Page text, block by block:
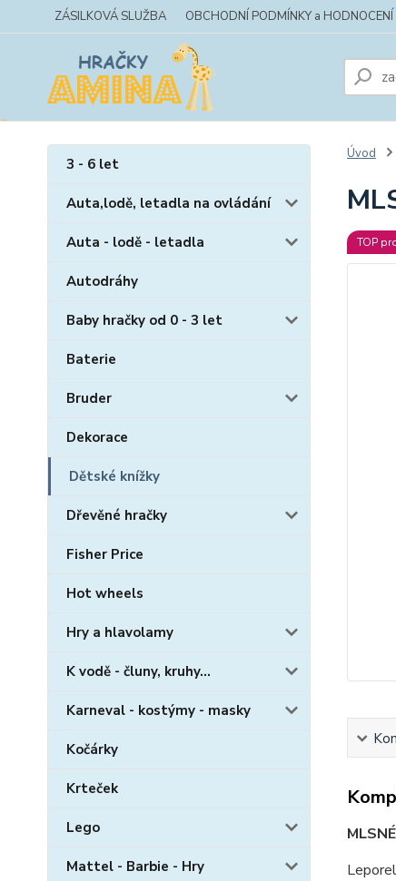
ZÁSILKOVÁ SLUŽBA OBCHODNÍ PODMÍNKY a HODNOCENÍ
3 - 6 let
Auta,lodě, letadla na ovládání
Auta - lodě - letadla
Autodráhy
Baby hračky od 0 - 3 let
Baterie
Bruder
Dekorace
Dětské knížky
Dřevěné hračky
Fisher Price
Hot wheels
Hry a hlavolamy
K vodě - čluny, kruhy...
Karneval - kostýmy - masky
Kočárky
Krteček
Lego
Mattel - Barbie - Hry
Úvod
TOP